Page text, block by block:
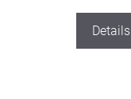
Details